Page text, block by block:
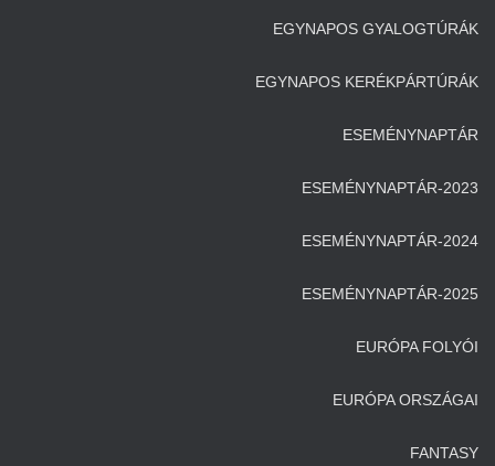
EGYNAPOS GYALOGTÚRÁK
EGYNAPOS KERÉKPÁRTÚRÁK
ESEMÉNYNAPTÁR
ESEMÉNYNAPTÁR-2023
ESEMÉNYNAPTÁR-2024
ESEMÉNYNAPTÁR-2025
EURÓPA FOLYÓI
EURÓPA ORSZÁGAI
FANTASY